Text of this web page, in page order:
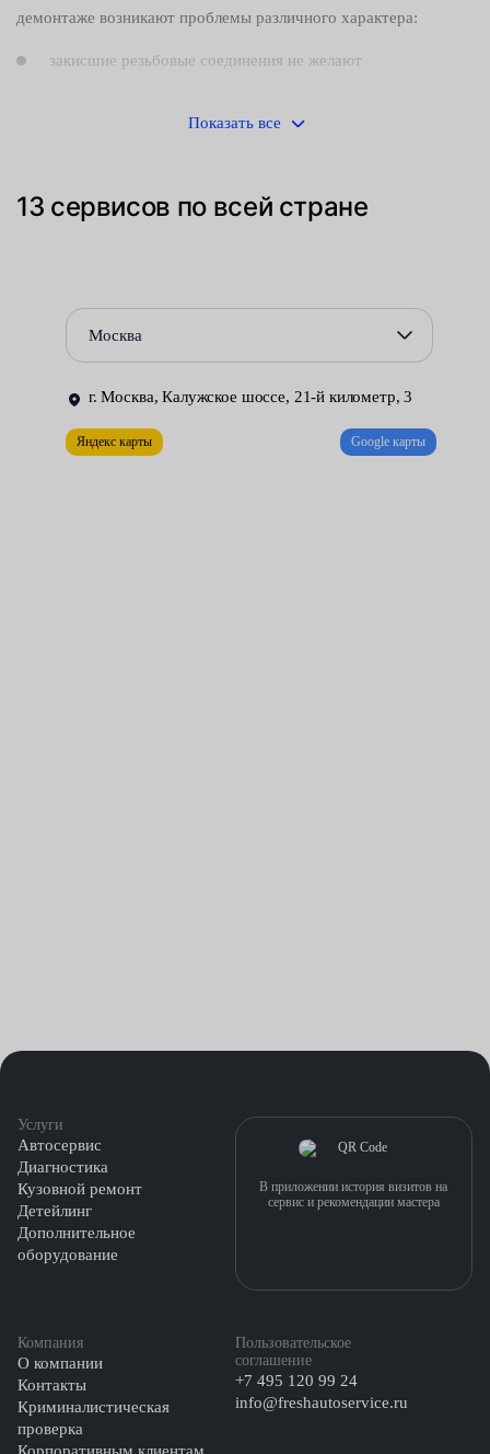
демонтаже возникают проблемы различного характера:
закисшие резьбовые соединения не желают
слоем грязи и ржавчины.
накладок. Исходя из этого, замена заднего суппорта должна
производиться:
оборудованной мастерской;
опытными автомеханиками, знакомыми с особенностями
Показать все
13 сервисов по всей стране
Москва
г. Москва, Калужское шоссе, 21-й километр, 3
Яндекс карты Google карты
Услуги
Автосервис
Диагностика
Кузовной ремонт
Детейлинг
Дополнительное
оборудование
Компания
О компании
Контакты
Криминалистическая
проверка
Пользовательское
соглашение
+7 495 120 99 24
info@freshautoservice.ru
В приложении история визитов на
сервис и рекомендации мастера